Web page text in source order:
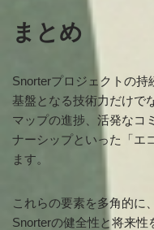
まとめ
Snorterプロジェクトの
基盤となる技術力だけで
マップの進捗、活発なコ
ナーシップといった「エ
ます。
これらの要素を多角的に
Snorterの健全性と将来性